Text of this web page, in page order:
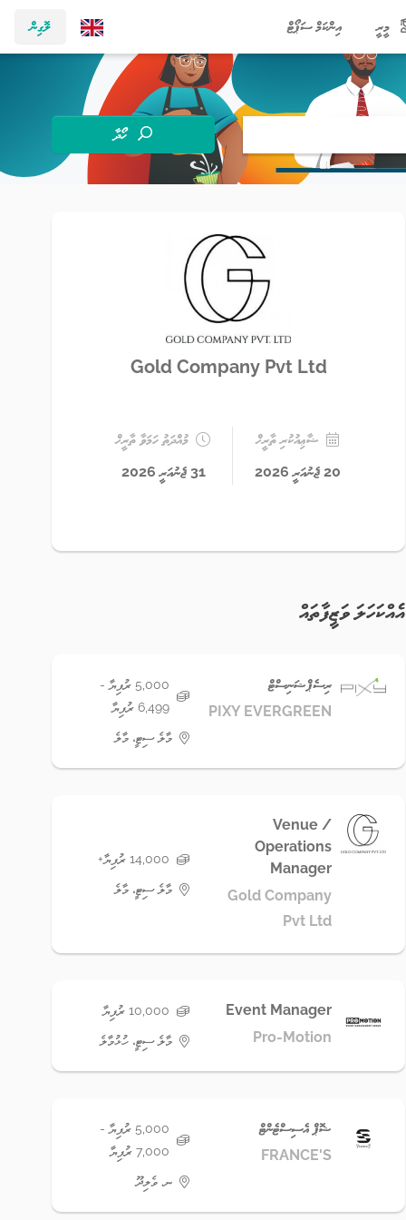
ލޮގިން މީރީ އިންކަމް ސަޕޯޓް
ހޯދާ
Gold Company Pvt Ltd
ޝާޢިއުކުރި ތާރީޚް
20 ޖެނުއަރީ 2026
މުއްދަތު ހަމަވާ ތާރީޚް
31 ޖެނުއަރީ 2026
އެއްކަހަލަ ވަޒީފާތައް
ރިސެޕްޝަނިސްޓް
PIXY EVERGREEN
5,000 ރުފިޔާ -
6,499 ރުފިޔާ
މާލެ ސިޓީ، މާލެ
Venue /
Operations
Manager
Gold Company
Pvt Ltd
14,000 ރުފިޔާ+
މާލެ ސިޓީ، މާލެ
Event Manager
Pro-Motion
10,000 ރުފިޔާ
މާލެ ސިޓީ، ހުޅުމާލެ
ޝޮޕް އެސިސްޓެންޓް
FRANCE'S
5,000 ރުފިޔާ -
7,000 ރުފިޔާ
ނ. ވެލިދޫ